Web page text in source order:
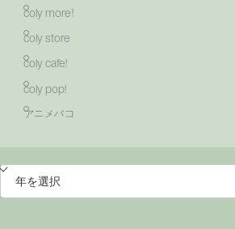
coly more！
coly store
coly cafe!
coly pop!
アニメバコ